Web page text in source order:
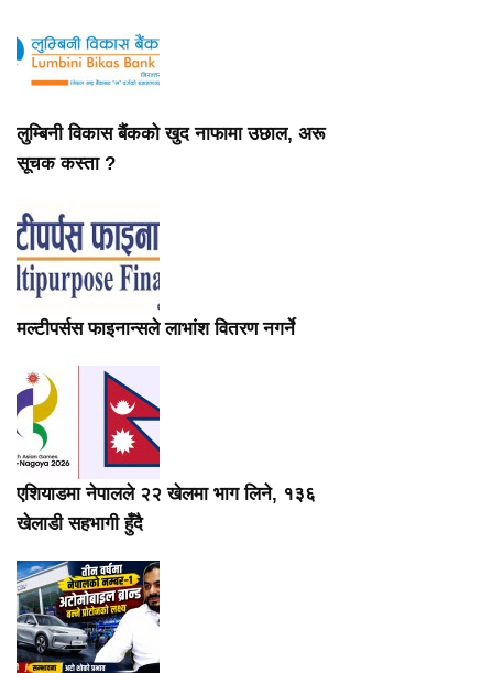
लुम्बिनी विकास बैंकको खुद नाफामा उछाल, अरू
सूचक कस्ता ?
मल्टीपर्सस फाइनान्सले लाभांश वितरण नगर्ने
एशियाडमा नेपालले २२ खेलमा भाग लिने, १३६
खेलाडी सहभागी हुँदै